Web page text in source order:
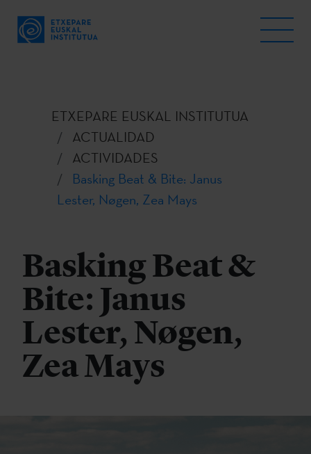
ETXEPARE EUSKAL INSTITUTUA
ACTUALIDAD
ACTIVIDADES
Basking Beat & Bite: Janus
Lester, Nøgen, Zea Mays
Basking Beat &
Bite: Janus
Lester, Nøgen,
Zea Mays